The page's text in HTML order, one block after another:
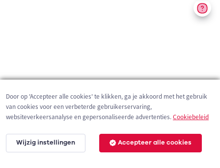
200 m
Door op 'Accepteer alle cookies' te klikken, ga je akkoord met het gebruik
van cookies voor een verbeterde gebruikerservaring,
websiteverkeersanalyse en gepersonaliseerde advertenties.Cookiebeleid
Wijzig instellingen Accepteer alle cookies